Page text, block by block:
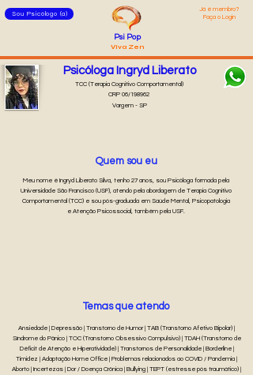
Sou Psicólogo (a)
Já é membro?
Faça o Login
Psi Pop
Viva Zen
Psicóloga Ingryd Liberato
CRP 06/198962
Vargem - SP
TCC (Terapia Cognitivo Comportamental)
Quem sou eu
Meu nome é Ingryd Liberato Silva, tenho 27 anos, sou Psicóloga formada pela
Universidade São Francisco (USF), atendo pela abordagem de Terapia Cognitivo
Comportamental (TCC) e sou pós-graduada em Saúde Mental, Psicopatologia
e Atenção Psicossocial, também pela USF.
Ansiedade | Depressão | Transtorno de Humor | TAB (Transtorno Afetivo Bipolar) |
Síndrome do Pânico | TOC (Transtorno Obsessivo Compulsivo) | TDAH (Transtorno de
Déficit de Atenção e Hiperatividade) | Transtornos de Personalidade | Borderline |
Timidez | Adaptação Home Office | Problemas relacionados ao COVID / Pandemia |
Aborto | Incertezas | Dor / Doença Crônica | Bullying | TEPT (estresse pós traumático) |
Temas que atendo